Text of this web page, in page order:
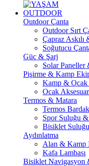
OUTDOOR
Outdoor Çanta
Outdoor Sırt
Çapraz Askılı
Soğutucu
Güç & Şarj
Solar Paneller
Pişirme & Kamp
Kamp &
Ocak
Termos & Matara
Termos
Spor Suluğu
Bisiklet Suluğu
Aydınlatma
Alan & Kamp
Kafa Lambası
Bisiklet Navigasyon